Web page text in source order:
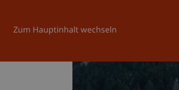
Zum Hauptinhalt wechseln
Universität Aktuelles